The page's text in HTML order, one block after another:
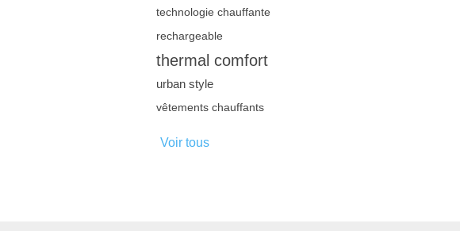
technologie chauffante
rechargeable
thermal comfort
urban style
vêtements chauffants
Voir tous